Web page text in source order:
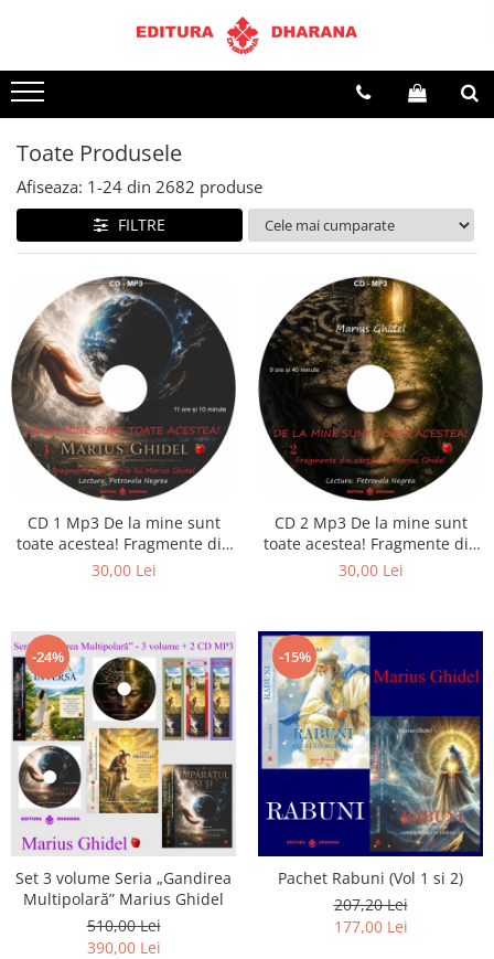
Terapii
Dietoterapie
Toate Produsele
Afiseaza: 1-24 din 2682 produse
FILTRE
CD 1 Mp3 De la mine sunt
toate acestea! Fragmente din
cărțile lui Marius Ghidel
30,00 Lei
CD 2 Mp3 De la mine sunt
toate acestea! Fragmente din
cărțile lui Marius Ghidel
30,00 Lei
-24%
Set 3 volume Seria „Gandirea
Multipolară” Marius Ghidel
510,00 Lei
390,00 Lei
-15%
Pachet Rabuni (Vol 1 si 2)
207,20 Lei
177,00 Lei